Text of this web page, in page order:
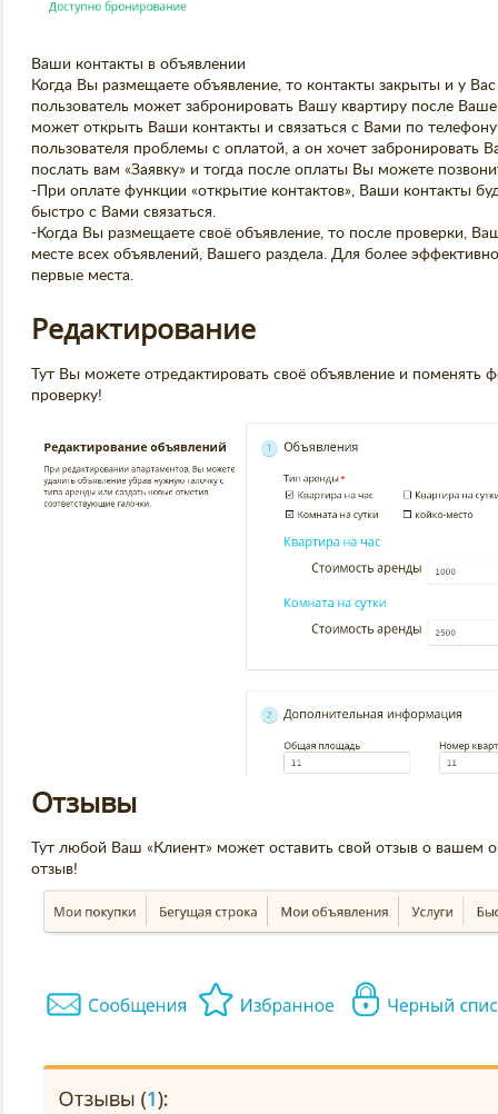
Ваши контакты в объявлении
Когда Вы размещаете объявление, то контакты закрыты и у
пользователь может забронировать Вашу квартиру после
может открыть Ваши контакты и связаться с Вами по
пользователя проблемы с оплатой, а он хочет забронировать
послать вам «Заявку» и тогда после оплаты Вы можете
-При оплате функции «открытие контактов», Ваши контакты
быстро с Вами связаться.
-Когда Вы размещаете своё объявление, то после проверки,
месте всех объявлений, Вашего раздела. Для более
первые места.
Редактирование
Тут Вы можете отредактировать своё объявление и поменять
проверку!
Отзывы
Тут любой Ваш «Клиент» может оставить свой отзыв о вашем
отзыв!